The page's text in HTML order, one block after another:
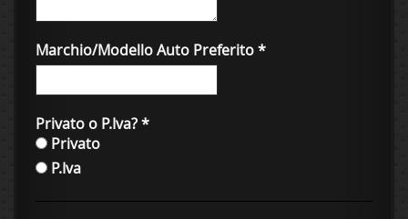
Marchio/Modello Auto Preferito*
Privato o P.Iva?*
Privato
P.Iva